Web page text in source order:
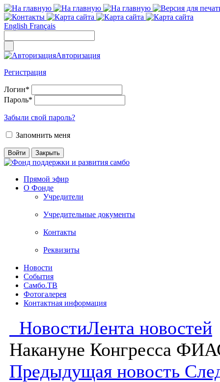
English Français
Авторизация
Регистрация
Логин*
Пароль*
Забыли свой пароль?
Запомнить меня
Прямой эфир
О Фонде
Учредители
Учредительные документы
Контакты
Реквизиты
Новости
События
Самбо.ТВ
Фотогалерея
Контактная информация
НовостиЛента новостей
Накануне Конгресса
Предыдущая новость